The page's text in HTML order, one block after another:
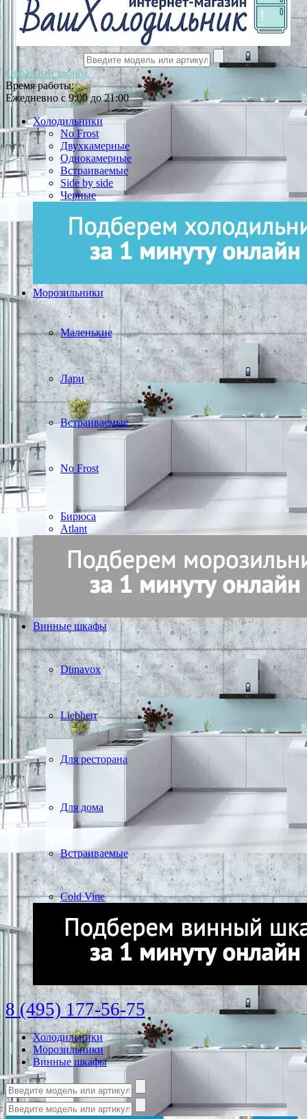
Обратный звонок
Время работы:
Ежедневно с 9:00 до 21:00
Холодильники
No Frost
Двухкамерные
Однокамерные
Встраиваемые
Side by side
Черные
Морозильники
Маленькие
Лари
Встраиваемые
No Frost
Бирюса
Atlant
Винные шкафы
Dunavox
Liebherr
Для ресторана
Для дома
Встраиваемые
Cold Vine
8 (495) 177-56-75
Холодильники
Морозильники
Винные шкафы